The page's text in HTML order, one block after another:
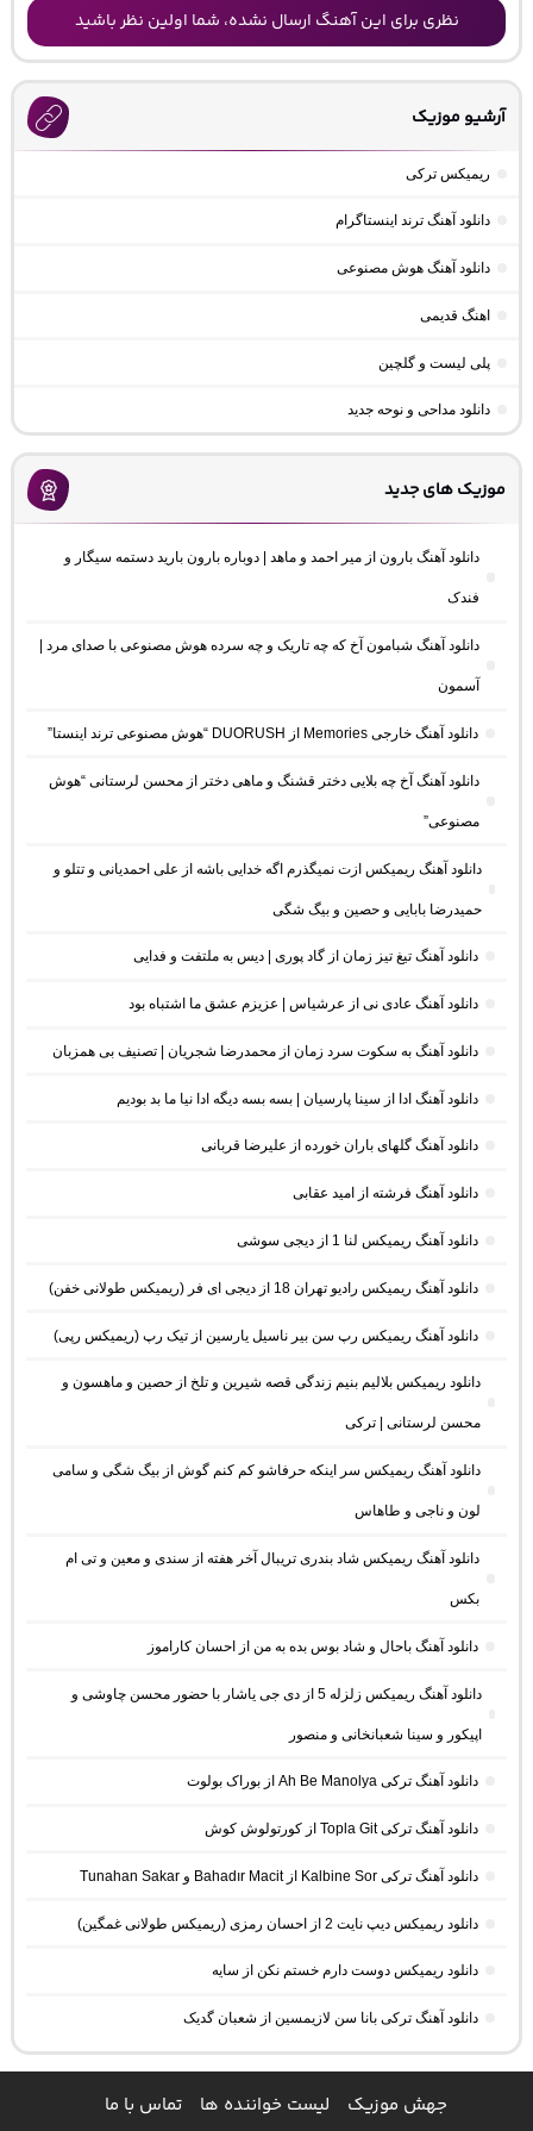
نظری برای این آهنگ ارسال نشده، شما اولین نظر باشید
آرشیو موزیک
ریمیکس ترکی
دانلود آهنگ ترند اینستاگرام
دانلود آهنگ هوش مصنوعی
اهنگ قدیمی
پلی لیست و گلچین
دانلود مداحی و نوحه جدید
موزیک های جدید
دانلود آهنگ بارون از میر احمد و ماهد | دوباره بارون بارید دستمه سیگار و
فندک
دانلود آهنگ شبامون آخ که چه تاریک و چه سرده هوش مصنوعی با صدای مرد |
آسمون
دانلود آهنگ خارجی Memories از DUORUSH “هوش مصنوعی ترند اینستا”
دانلود آهنگ آخ چه بلایی دختر قشنگ و ماهی دختر از محسن لرستانی “هوش
مصنوعی”
دانلود آهنگ ریمیکس ازت نمیگذرم اگه خدایی باشه از علی احمدیانی و تتلو و
حمیدرضا بابایی و حصین و بیگ شگی
دانلود آهنگ تیغ تیز زمان از گاد پوری | دیس به ملتفت و فدایی
دانلود آهنگ عادی نی از عرشیاس | عزیزم عشق ما اشتباه بود
دانلود آهنگ به سکوت سرد زمان از محمدرضا شجریان | تصنیف بی همزبان
دانلود آهنگ ادا از سینا پارسیان | بسه بسه دیگه ادا نیا ما بد بودیم
دانلود آهنگ گلهای باران خورده از علیرضا قربانی
دانلود آهنگ فرشته از امید عقابی
دانلود آهنگ ریمیکس لنا 1 از دیجی سوشی
دانلود آهنگ ریمیکس رادیو تهران 18 از دیجی ای فر (ریمیکس طولانی خفن)
دانلود آهنگ ریمیکس رپ سن بیر ناسیل یارسین از تیک رپ (ریمیکس رپی)
دانلود ریمیکس بلالیم بنیم زندگی قصه شیرین و تلخ از حصین و ماهسون و
محسن لرستانی | ترکی
دانلود آهنگ ریمیکس سر اینکه حرفاشو کم کنم گوش از بیگ شگی و سامی
لون و ناجی و طاهاس
دانلود آهنگ ریمیکس شاد بندری تریبال آخر هفته از سندی و معین و تی ام
بکس
دانلود آهنگ باحال و شاد بوس بده به من از احسان کاراموز
دانلود آهنگ ریمیکس زلزله 5 از دی جی یاشار با حضور محسن چاوشی و
اپیکور و سینا شعبانخانی و منصور
دانلود آهنگ ترکی Ah Be Manolya از بوراک بولوت
دانلود آهنگ ترکی Topla Git از کورتولوش کوش
دانلود آهنگ ترکی Kalbine Sor از Bahadır Macit و Tunahan Sakar
دانلود ریمیکس دیپ نایت 2 از احسان رمزی (ریمیکس طولانی غمگین)
دانلود ریمیکس دوست دارم خستم نکن از سایه
دانلود آهنگ ترکی بانا سن لازیمسین از شعبان گدیک
جهش موزیک لیست خواننده ها
تماس با ما